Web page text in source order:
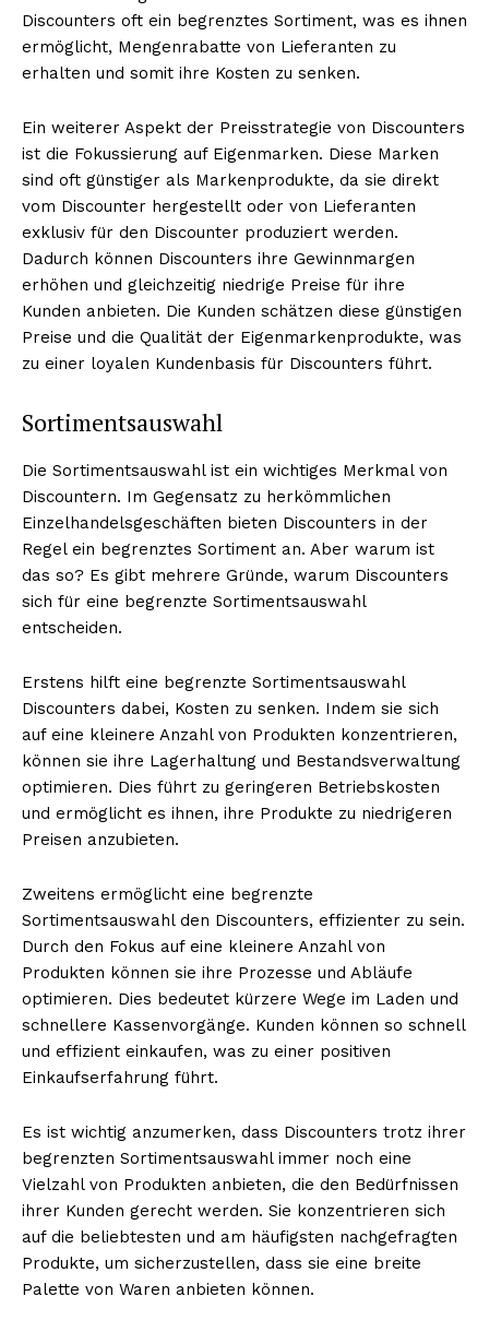
Discounters oft ein begrenztes Sortiment, was es ihnen
ermöglicht, Mengenrabatte von Lieferanten zu
erhalten und somit ihre Kosten zu senken.
Ein weiterer Aspekt der Preisstrategie von Discounters
ist die Fokussierung auf Eigenmarken. Diese Marken
sind oft günstiger als Markenprodukte, da sie direkt
vom Discounter hergestellt oder von Lieferanten
exklusiv für den Discounter produziert werden.
Dadurch können Discounters ihre Gewinnmargen
erhöhen und gleichzeitig niedrige Preise für ihre
Kunden anbieten. Die Kunden schätzen diese günstigen
Preise und die Qualität der Eigenmarkenprodukte, was
zu einer loyalen Kundenbasis für Discounters führt.
Sortimentsauswahl
Die Sortimentsauswahl ist ein wichtiges Merkmal von
Discountern. Im Gegensatz zu herkömmlichen
Einzelhandelsgeschäften bieten Discounters in der
Regel ein begrenztes Sortiment an. Aber warum ist
das so? Es gibt mehrere Gründe, warum Discounters
sich für eine begrenzte Sortimentsauswahl
entscheiden.
Erstens hilft eine begrenzte Sortimentsauswahl
Discounters dabei, Kosten zu senken. Indem sie sich
auf eine kleinere Anzahl von Produkten konzentrieren,
können sie ihre Lagerhaltung und Bestandsverwaltung
optimieren. Dies führt zu geringeren Betriebskosten
und ermöglicht es ihnen, ihre Produkte zu niedrigeren
Preisen anzubieten.
Zweitens ermöglicht eine begrenzte
Sortimentsauswahl den Discounters, effizienter zu sein.
Durch den Fokus auf eine kleinere Anzahl von
Produkten können sie ihre Prozesse und Abläufe
optimieren. Dies bedeutet kürzere Wege im Laden und
schnellere Kassenvorgänge. Kunden können so schnell
und effizient einkaufen, was zu einer positiven
Einkaufserfahrung führt.
Es ist wichtig anzumerken, dass Discounters trotz ihrer
begrenzten Sortimentsauswahl immer noch eine
Vielzahl von Produkten anbieten, die den Bedürfnissen
ihrer Kunden gerecht werden. Sie konzentrieren sich
auf die beliebtesten und am häufigsten nachgefragten
Produkte, um sicherzustellen, dass sie eine breite
Palette von Waren anbieten können.